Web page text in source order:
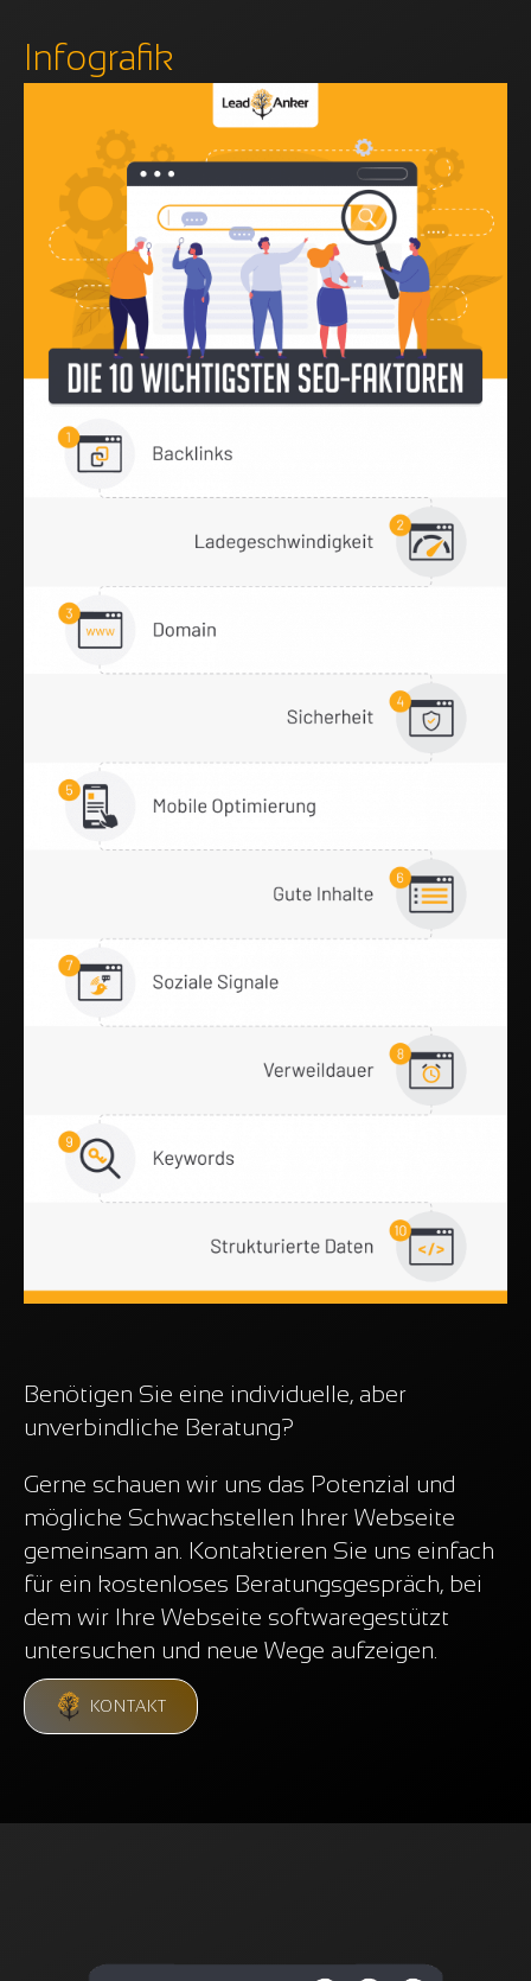
Benötigen Sie eine individuelle, aber
unverbindliche Beratung?
Gerne schauen wir uns das Potenzial und
mögliche Schwachstellen Ihrer Webseite
gemeinsam an. Kontaktieren Sie uns einfach
für ein kostenloses Beratungsgespräch, bei
dem wir Ihre Webseite softwaregestützt
untersuchen und neue Wege aufzeigen.
KONTAKT
Infografik